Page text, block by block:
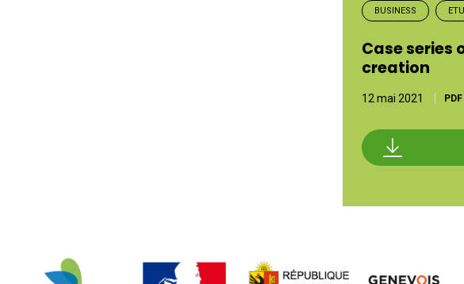
BUSINESS
Case series
creation
12 mai 2021 PDF